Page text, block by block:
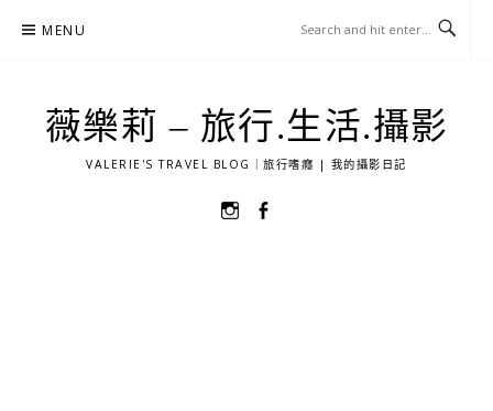
MENU
薇樂莉 – 旅行.生活.攝影
VALERIE'S TRAVEL BLOG｜旅行嗜癮 | 我的攝影日記
選